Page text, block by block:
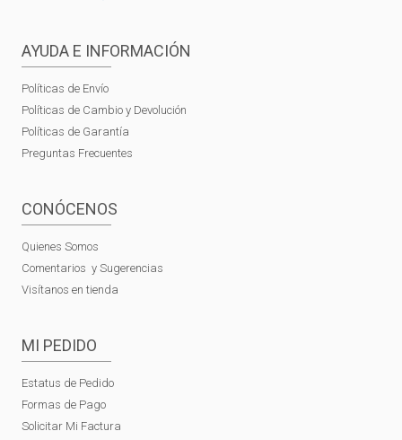
AYUDA E INFORMACIÓN
Políticas de Envío
Políticas de Cambio y Devolución
Políticas de Garantía
Preguntas Frecuentes
CONÓCENOS
Quienes Somos
Comentarios y Sugerencias
Visítanos en tienda
MI PEDIDO
Estatus de Pedido
Formas de Pago
Solicitar Mi Factura